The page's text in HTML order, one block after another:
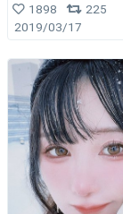
1898
225
2019/03/17